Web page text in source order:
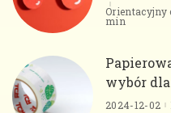
Orientacyjny
min
wybór
2024-12-02